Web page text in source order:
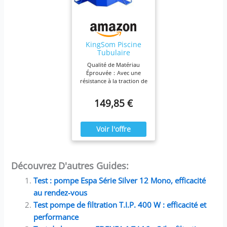
KingSom Piscine
Tubulaire
rectangulaire,Piscin
e hors Sol
rectangulaire,Surdi
mensionné et
Metal Frame Piscine
Tubulaire,Facile à
Pliable,Piscine
Adulte, 300 x 185 x
51 cm
Qualité de Matériau
Éprouvée：Avec une
résistance à la traction de
à un tissu polyester haut
fatigue rigoureux
montrent que le matériau
peut supporter plus de
piscine hors sol est donc
trois fois plus durable
que les matériaux
habituels du marché pour
les piscines gonflables.
Cela garantit que votre
149,85 €
Découvrez D'autres Guides:
Test : pompe Espa Série Silver 12 Mono, efficacité
au rendez-vous
Test pompe de filtration T.I.P. 400 W : efficacité et
performance